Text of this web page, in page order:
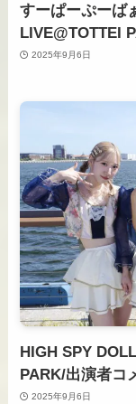
すーぱーぷーば
LIVE@TOTTEI
2025年9月6日
HIGH SPY
PARK/出演者コ
2025年9月6日